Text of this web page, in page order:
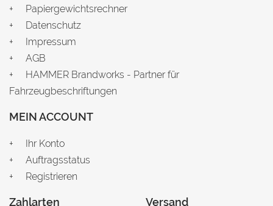
Papiergewichtsrechner
Datenschutz
Impressum
AGB
HAMMER Brandworks - Partner für
Fahrzeugbeschriftungen
MEIN ACCOUNT
Ihr Konto
Auftragsstatus
Registrieren
Zahlarten Versand